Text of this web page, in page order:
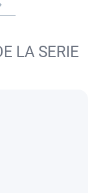
LA SERIE